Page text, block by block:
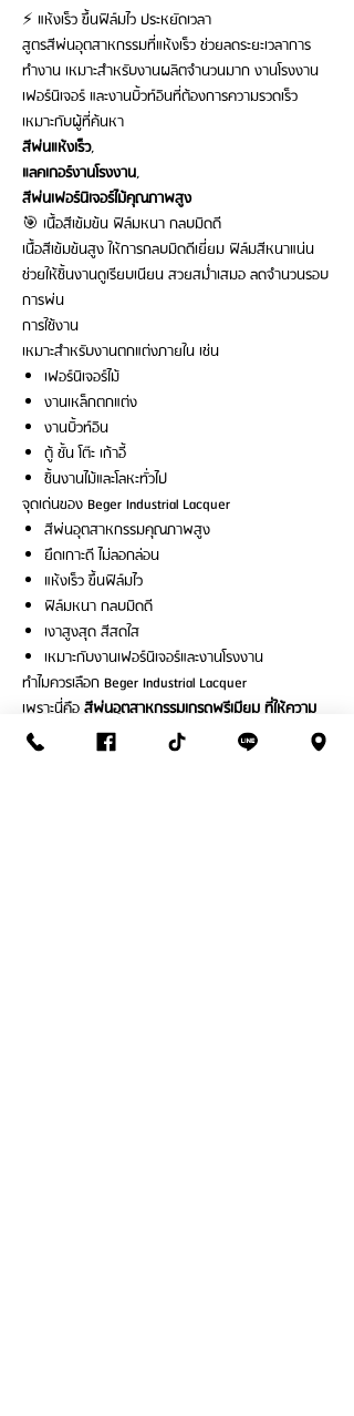
⚡ แห้งเร็ว ขึ้นฟิล์มไว ประหยัดเวลา
สูตรสีพ่นอุตสาหกรรมที่แห้งเร็ว ช่วยลดระยะเวลาการ
ทำงาน เหมาะสำหรับงานผลิตจำนวนมาก งานโรงงาน
เฟอร์นิเจอร์ และงานบิ้วท์อินที่ต้องการความรวดเร็ว
เหมาะกับผู้ที่ค้นหา
สีพ่นแห้งเร็ว,
แลคเกอร์งานโรงงาน,
สีพ่นเฟอร์นิเจอร์ไม้คุณภาพสูง
🎯 เนื้อสีเข้มข้น ฟิล์มหนา กลบมิดดี
เนื้อสีเข้มข้นสูง ให้การกลบมิดดีเยี่ยม ฟิล์มสีหนาแน่น
ช่วยให้ชิ้นงานดูเรียบเนียน สวยสม่ำเสมอ ลดจำนวนรอบ
การพ่น
การใช้งาน
เหมาะสำหรับงานตกแต่งภายใน เช่น
เฟอร์นิเจอร์ไม้
งานเหล็กตกแต่ง
งานบิ้วท์อิน
ตู้ ชั้น โต๊ะ เก้าอี้
ชิ้นงานไม้และโลหะทั่วไป
จุดเด่นของ Beger Industrial Lacquer
สีพ่นอุตสาหกรรมคุณภาพสูง
ยึดเกาะดี ไม่ลอกล่อน
แห้งเร็ว ขึ้นฟิล์มไว
ฟิล์มหนา กลบมิดดี
เงาสูงสุด สีสดใส
เหมาะกับงานเฟอร์นิเจอร์และงานโรงงาน
ทำไมควรเลือก Beger Industrial Lacquer
เพราะนี่คือสีพ่นอุตสาหกรรมเกรดพรีเมียม ที่ให้ความ
เงาสูง แห้งเร็ว ยึดเกาะดี และเหมาะกับงานตกแต่งไม้และ
โลหะทุกประเภทตอบโจทย์ทั้งช่างมืออาชีพ โรงงานผลิต